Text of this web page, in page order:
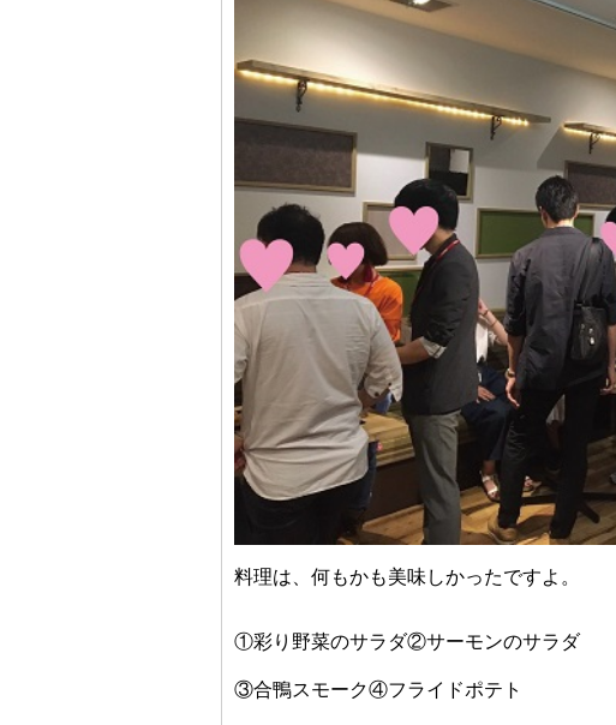
料理は、何もかも美味しかったですよ。
①彩り野菜のサラダ②サーモンのサラダ
③合鴨スモーク④フライドポテト